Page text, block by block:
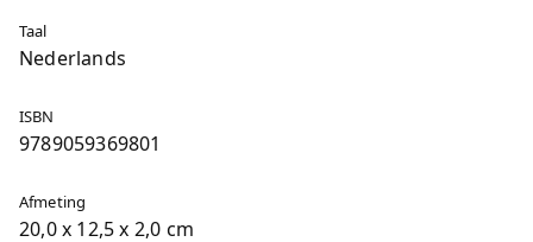
Taal
Nederlands
ISBN
9789059369801
Afmeting
20,0 x 12,5 x 2,0 cm